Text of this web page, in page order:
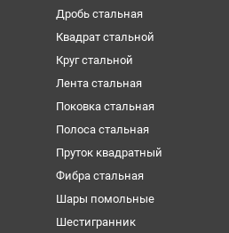
Дробь стальная
Квадрат стальной
Круг стальной
Лента стальная
Поковка стальная
Полоса стальная
Пруток квадратный
Фибра стальная
Шары помольные
Шестигранник